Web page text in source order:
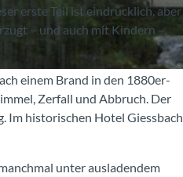
erste Teil ist eindrücklich, aber
– und auch mit Kindern –,
einem Brand in den 1880er-
Zerfall und Abbruch. Der
Im historischen Hotel Giessbach
unter ausladendem